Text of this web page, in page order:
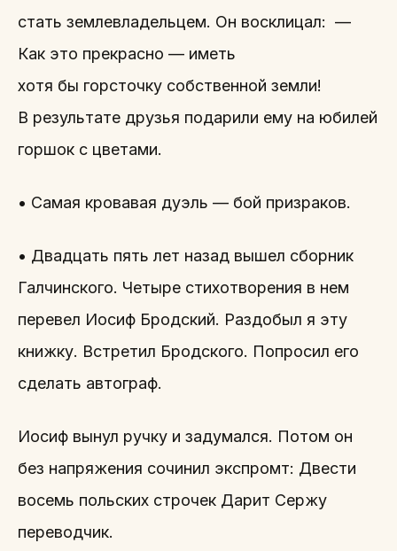
стать землевладельцем. Он восклицал: —
Как это прекрасно — иметь
хотя бы горсточку собственной земли!
В результате друзья подарили ему на юбилей
горшок с цветами.
• Самая кровавая дуэль — бой призраков.
• Двадцать пять лет назад вышел сборник
Галчинского. Четыре стихотворения в нем
перевел Иосиф Бродский. Раздобыл я эту
книжку. Встретил Бродского. Попросил его
сделать автограф.
Иосиф вынул ручку и задумался. Потом он
без напряжения сочинил экспромт: Двести
восемь польских строчек Дарит Сержу
переводчик.